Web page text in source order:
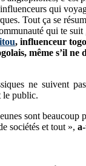
qui
Tout ça se
qui te suit
, influenceur
même s’il ne
ne suivent
le public.
sont beaucoup
sociétés et tout »,